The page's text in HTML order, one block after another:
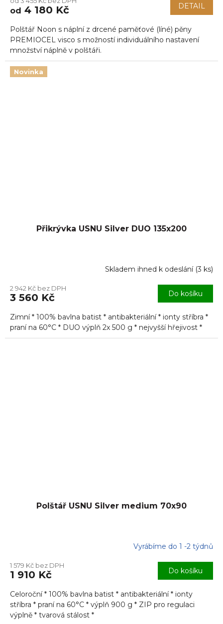
od 4 180 Kč DETAIL
Polštář Noon s náplní z drcené paměťové (líné) pěny
PREMIOCEL visco s možností individuálního nastavení
množství náplně v polštáři.
Novinka
Přikrývka USNU Silver DUO 135x200
produktu
je
z
5
hvězdiček.
Skladem ihned k odeslání (3 ks)
2 942 Kč bez DPH
3 560 Kč Do košíku
Zimní * 100% bavlna batist * antibakteriální * ionty stříbra *
praní na 60°C * DUO výplň 2x 500 g * nejvyšší hřejivost *
Polštář USNU Silver medium 70x90
Vyrábíme do 1 -2 týdnů
1 579 Kč bez DPH
1 910 Kč Do košíku
Celoroční * 100% bavlna batist * antibakteriální * ionty
stříbra * praní na 60°C * výplň 900 g * ZIP pro regulaci
výplně * tvarová stálost *